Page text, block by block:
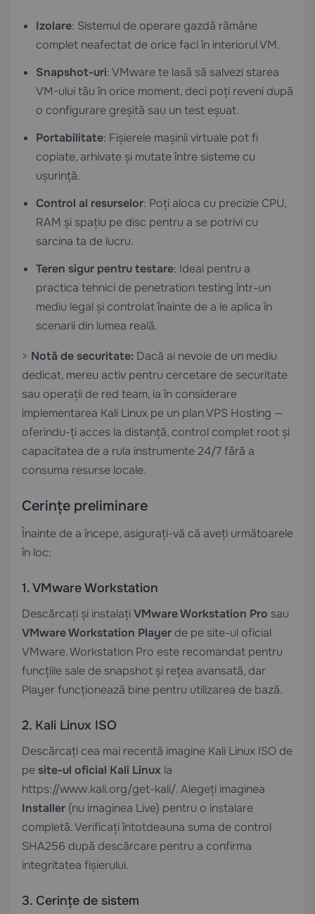
Izolare: Sistemul de operare gazdă rămâne
complet neafectat de orice faci în interiorul VM.
Snapshot-uri: VMware te lasă să salvezi starea
VM-ului tău în orice moment, deci poți reveni după
o configurare greșită sau un test eșuat.
Portabilitate: Fișierele mașinii virtuale pot fi
copiate, arhivate și mutate între sisteme cu
ușurință.
Control al resurselor: Poți aloca cu precizie CPU,
RAM și spațiu pe disc pentru a se potrivi cu
sarcina ta de lucru.
Teren sigur pentru testare: Ideal pentru a
practica tehnici de penetration testing într-un
mediu legal și controlat înainte de a le aplica în
scenarii din lumea reală.
> Notă de securitate: Dacă ai nevoie de un mediu
dedicat, mereu activ pentru cercetare de securitate
sau operații de red team, ia în considerare
implementarea Kali Linux pe un planVPS Hosting —
oferindu-ți acces la distanță, control complet root și
capacitatea de a rula instrumente 24/7 fără a
consuma resurse locale.
Cerințe preliminare
Înainte de a începe, asigurați-vă că aveți următoarele
în loc:
1. VMware Workstation
Descărcați și instalațiVMware Workstation Pro sau
VMware Workstation Player de pe site-ul oficial
VMware. Workstation Pro este recomandat pentru
funcțiile sale de snapshot și rețea avansată, dar
Player funcționează bine pentru utilizarea de bază.
2. Kali Linux ISO
Descărcați cea mai recentă imagine Kali Linux ISO de
pe site-ul oficial Kali Linux la
https://www.kali.org/get-kali/. Alegeți imaginea
Installer (nu imaginea Live) pentru o instalare
completă. Verificați întotdeauna suma de control
SHA256 după descărcare pentru a confirma
integritatea fișierului.
3. Cerințe de sistem